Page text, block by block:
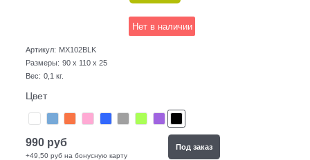
Нет в наличии
Артикул: MX102BLK
Размеры: 90 x 110 x 25
Вес: 0,1 кг.
Цвет
990 руб
+49,50 руб на бонусную карту
Под заказ